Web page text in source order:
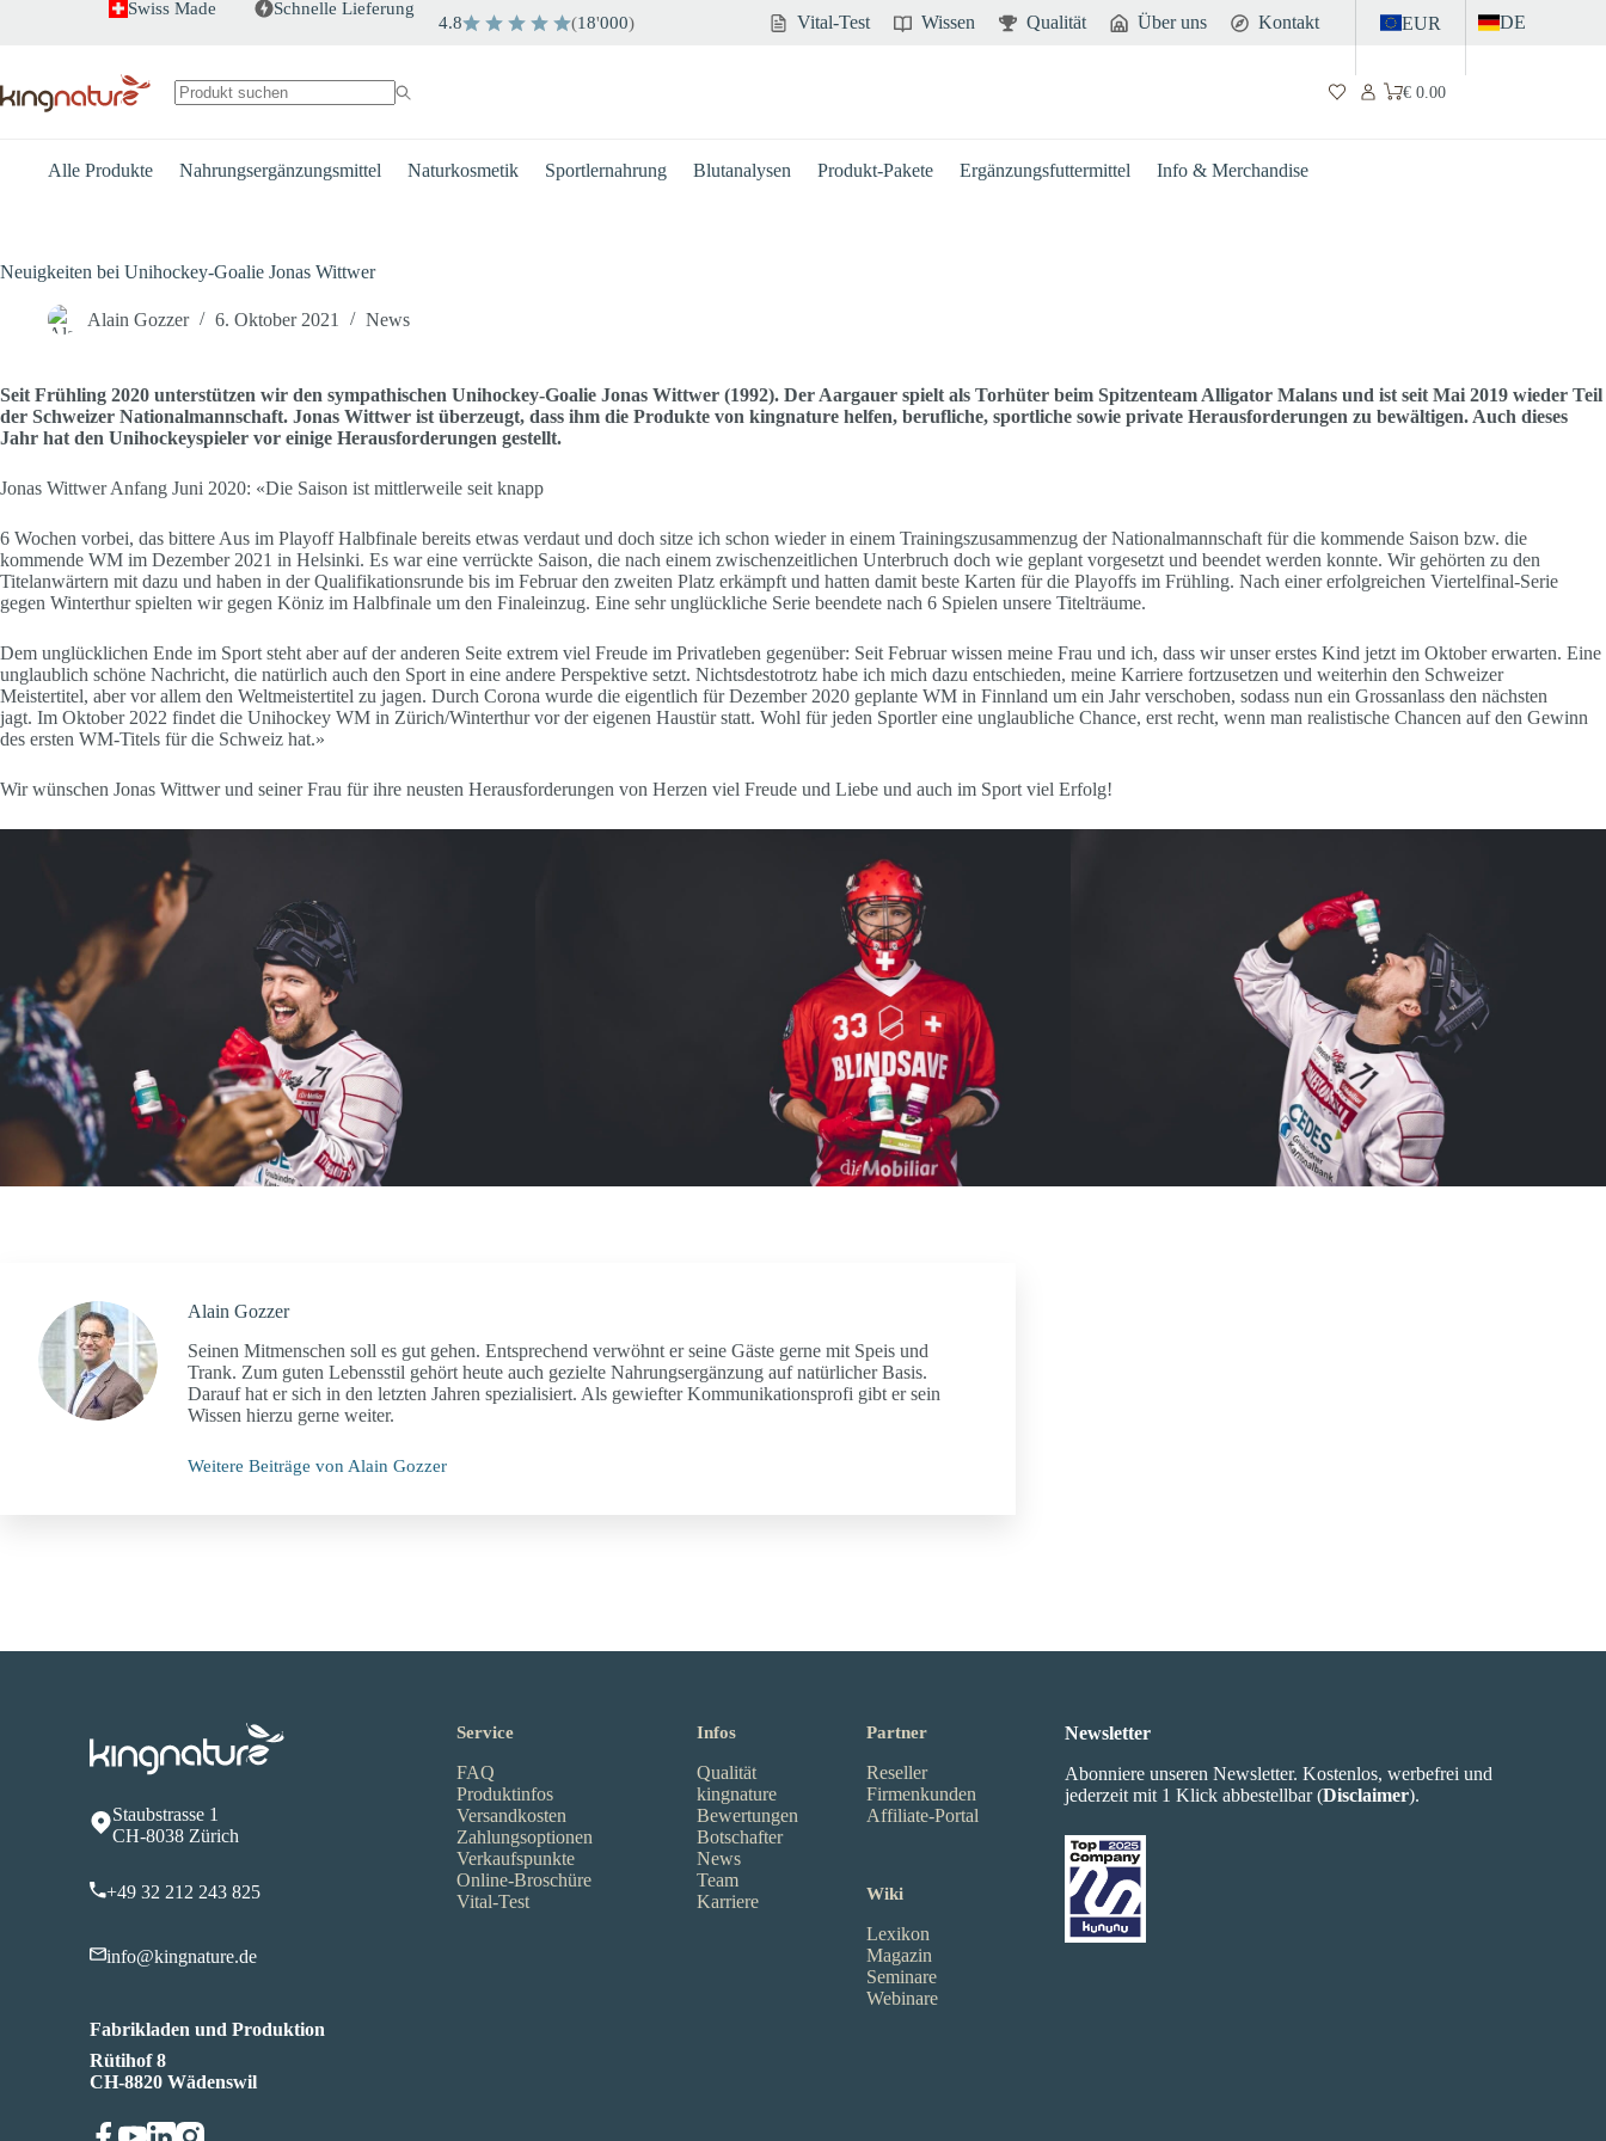
Swiss Made Schnelle Lieferung
4.8 (18'000) Vital-Test Wissen Qualität Über uns Kontakt EUR DE
Warenkorb
€0.00
Alle Produkte Nahrungsergänzungsmittel Naturkosmetik Sportlernahrung Blutanalysen Produkt-Pakete Ergänzungsfuttermittel Info & Merchandise
Neuigkeiten bei Unihockey-Goalie Jonas Wittwer
Alain Gozzer 6. Oktober 2021 News
Seit Frühling 2020 unterstützen wir den sympathischen Unihockey-Goalie Jonas Wittwer (1992). Der Aargauer spielt als Torhüter beim Spitzenteam Alligator Malans und ist seit Mai 2019 wieder Teil
der Schweizer Nationalmannschaft. Jonas Wittwer ist überzeugt, dass ihm die Produkte von kingnature helfen, berufliche, sportliche sowie private Herausforderungen zu bewältigen. Auch dieses
Jahr hat den Unihockeyspieler vor einige Herausforderungen gestellt.
Jonas Wittwer Anfang Juni 2020: «Die Saison ist mittlerweile seit knapp
6 Wochen vorbei, das bittere Aus im Playoff Halbfinale bereits etwas verdaut und doch sitze ich schon wieder in einem Trainingszusammenzug der Nationalmannschaft für die kommende Saison bzw. die
kommende WM im Dezember 2021 in Helsinki. Es war eine verrückte Saison, die nach einem zwischenzeitlichen Unterbruch doch wie geplant vorgesetzt und beendet werden konnte. Wir gehörten zu den
Titelanwärtern mit dazu und haben in der Qualifikationsrunde bis im Februar den zweiten Platz erkämpft und hatten damit beste Karten für die Playoffs im Frühling. Nach einer erfolgreichen Viertelfinal-Serie
gegen Winterthur spielten wir gegen Köniz im Halbfinale um den Finaleinzug. Eine sehr unglückliche Serie beendete nach 6 Spielen unsere Titelträume.
Dem unglücklichen Ende im Sport steht aber auf der anderen Seite extrem viel Freude im Privatleben gegenüber: Seit Februar wissen meine Frau und ich, dass wir unser erstes Kind jetzt im Oktober erwarten. Eine
unglaublich schöne Nachricht, die natürlich auch den Sport in eine andere Perspektive setzt. Nichtsdestotrotz habe ich mich dazu entschieden, meine Karriere fortzusetzen und weiterhin den Schweizer
Meistertitel, aber vor allem den Weltmeistertitel zu jagen. Durch Corona wurde die eigentlich für Dezember 2020 geplante WM in Finnland um ein Jahr verschoben, sodass nun ein Grossanlass den nächsten
jagt. Im Oktober 2022 findet die Unihockey WM in Zürich/Winterthur vor der eigenen Haustür statt. Wohl für jeden Sportler eine unglaubliche Chance, erst recht, wenn man realistische Chancen auf den Gewinn
des ersten WM-Titels für die Schweiz hat.»
Wir wünschen Jonas Wittwer und seiner Frau für ihre neusten Herausforderungen von Herzen viel Freude und Liebe und auch im Sport viel Erfolg!
Alain Gozzer
Seinen Mitmenschen soll es gut gehen. Entsprechend verwöhnt er seine Gäste gerne mit Speis und
Trank. Zum guten Lebensstil gehört heute auch gezielte Nahrungsergänzung auf natürlicher Basis.
Darauf hat er sich in den letzten Jahren spezialisiert. Als gewiefter Kommunikationsprofi gibt er sein
Wissen hierzu gerne weiter.
Weitere Beiträge von Alain Gozzer
Staubstrasse 1
CH-8038 Zürich
+49 32 212 243 825
info@kingnature.de
Fabrikladen und Produktion
Rütihof 8
CH-8820 Wädenswil
Service
FAQ
Produktinfos
Versandkosten
Zahlungsoptionen
Verkaufspunkte
Online-Broschüre
Vital-Test
Infos
Qualität
kingnature
Bewertungen
Botschafter
News
Team
Karriere
Partner
Reseller
Firmenkunden
Affiliate-Portal
Wiki
Lexikon
Magazin
Seminare
Webinare
Newsletter
Abonniere unseren Newsletter. Kostenlos, werbefrei und
jederzeit mit 1 Klick abbestellbar (Disclaimer).